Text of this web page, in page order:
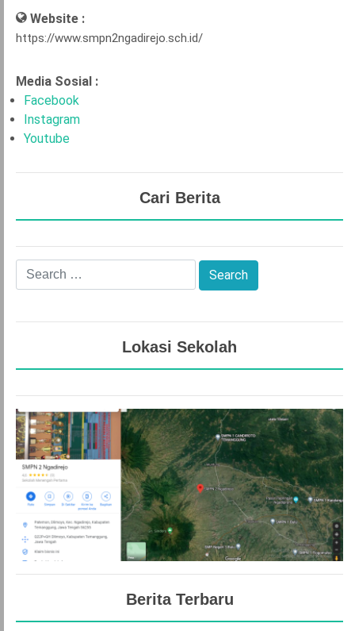
Website :
https://www.smpn2ngadirejo.sch.id/
Media Sosial :
Facebook
Instagram
Youtube
Cari Berita
Lokasi Sekolah
Berita Terbaru